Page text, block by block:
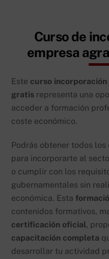
Curso de
empresa
Este curso
gratis representa una
acceder a formación
coste económico.
Podrás obtener todos
para incorporarte al
o cumplir con los
gubernamentales sin
económica. Esta
contenidos formativos,
certificación oficial,
capacitación completa
desarrollar tu actividad